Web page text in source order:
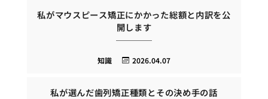
私がマウスピース矯正にかかった総額と内訳を公
開します
2026.04.07
知識
私が選んだ歯列矯正種類とその決め手の話